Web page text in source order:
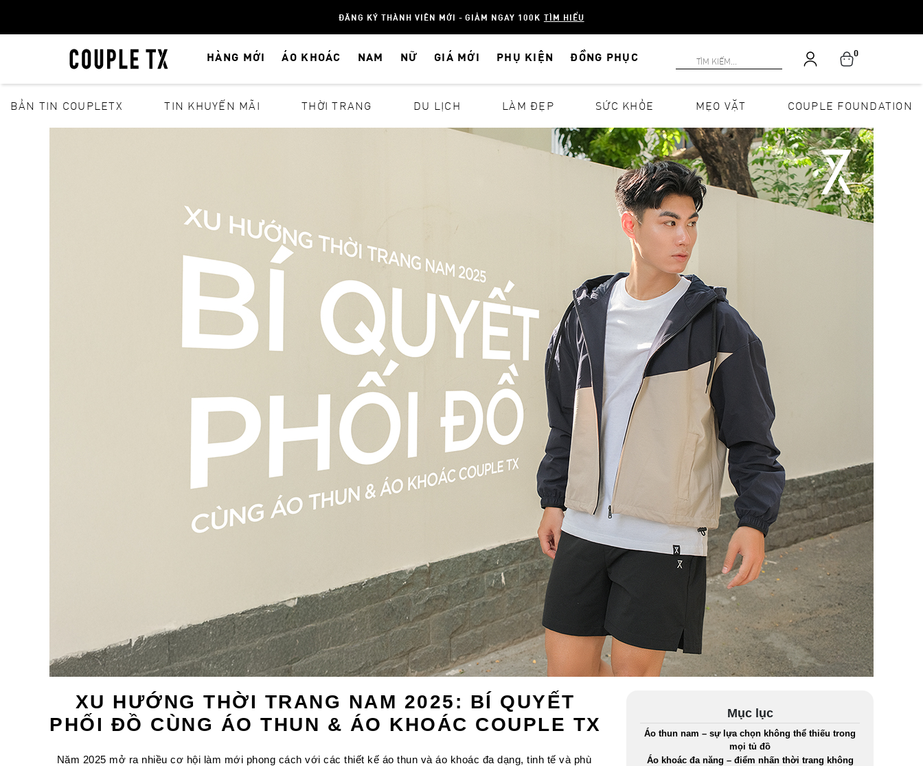
ĐĂNG KÝ THÀNH VIÊN MỚI - GIẢM NGAY 100K TÌM HIỂU
HÀNG MỚI ÁO KHOÁC NAM NỮ GIÁ MỚI PHỤ KIỆN ĐỒNG PHỤC 0
BẢN TIN COUPLETX TIN KHUYẾN MÃI THỜI TRANG DU LỊCH LÀM ĐẸP SỨC KHỎE MẸO VẶT COUPLE FOUNDATION
XU HƯỚNG THỜI TRANG NAM 2025: BÍ QUYẾT
PHỐI ĐỒ CÙNG ÁO THUN & ÁO KHOÁC COUPLE TX
Năm 2025 mở ra nhiều cơ hội làm mới phong cách với các thiết kế áo thun và áo khoác đa dạng, tinh tế và phù
Mục lục
Áo thun nam – sự lựa chọn không thể thiếu trong
mọi tủ đồ
Áo khoác đa năng – điểm nhấn thời trang không